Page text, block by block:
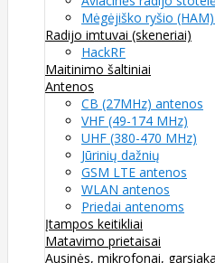
Mėgėjiško ryšio
Radijo imtuvai (skeneriai)
HackRF
Maitinimo šaltiniai
Antenos
CB (27MHz) antenos
VHF (49-174 MHz)
UHF (380-470 MHz)
Jūrinių dažnių
GSM LTE antenos
WLAN antenos
Priedai antenoms
Įtampos keitikliai
Matavimo prietaisai
Ausinės, mikrofonai,